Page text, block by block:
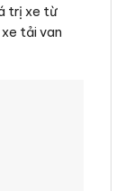
trị xe từ
tải van